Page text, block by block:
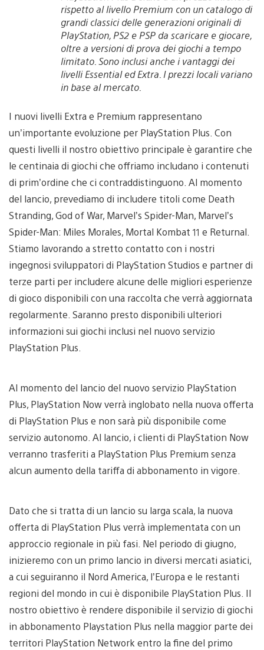
rispetto al livello Premium con un catalogo di
grandi classici delle generazioni originali di
PlayStation, PS2 e PSP da scaricare e giocare,
oltre a versioni di prova dei giochi a tempo
limitato. Sono inclusi anche i vantaggi dei
livelli Essential ed Extra. I prezzi locali variano
in base al mercato.
I nuovi livelli Extra e Premium rappresentano
un’importante evoluzione per PlayStation Plus. Con
questi livelli il nostro obiettivo principale è garantire che
le centinaia di giochi che offriamo includano i contenuti
di prim’ordine che ci contraddistinguono. Al momento
del lancio, prevediamo di includere titoli come Death
Stranding, God of War, Marvel’s Spider-Man, Marvel’s
Spider-Man: Miles Morales, Mortal Kombat 11 e Returnal.
Stiamo lavorando a stretto contatto con i nostri
ingegnosi sviluppatori di PlayStation Studios e partner di
terze parti per includere alcune delle migliori esperienze
di gioco disponibili con una raccolta che verrà aggiornata
regolarmente. Saranno presto disponibili ulteriori
informazioni sui giochi inclusi nel nuovo servizio
PlayStation Plus.
Al momento del lancio del nuovo servizio PlayStation
Plus, PlayStation Now verrà inglobato nella nuova offerta
di PlayStation Plus e non sarà più disponibile come
servizio autonomo. Al lancio, i clienti di PlayStation Now
verranno trasferiti a PlayStation Plus Premium senza
alcun aumento della tariffa di abbonamento in vigore.
Dato che si tratta di un lancio su larga scala, la nuova
offerta di PlayStation Plus verrà implementata con un
approccio regionale in più fasi. Nel periodo di giugno,
inizieremo con un primo lancio in diversi mercati asiatici,
a cui seguiranno il Nord America, l’Europa e le restanti
regioni del mondo in cui è disponibile PlayStation Plus. Il
nostro obiettivo è rendere disponibile il servizio di giochi
in abbonamento Playstation Plus nella maggior parte dei
territori PlayStation Network entro la fine del primo